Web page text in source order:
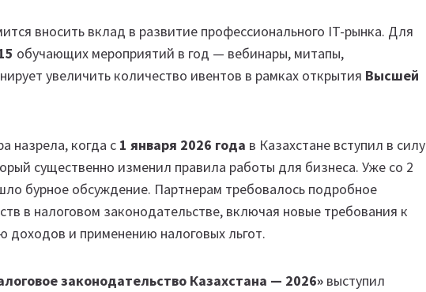
вносить вклад в развитие профессионального IT-рынка. Для
обучающих мероприятий в год — вебинары, митапы,
увеличить количество ивентов в рамках открытия Высшей
назрела, когда с 1 января 2026 года в Казахстане вступил в силу
существенно изменил правила работы для бизнеса. Уже со 2
бурное обсуждение. Партнерам требовалось подробное
в налоговом законодательстве, включая новые требования к
доходов и применению налоговых льгот.
законодательство Казахстана — 2026» выступил